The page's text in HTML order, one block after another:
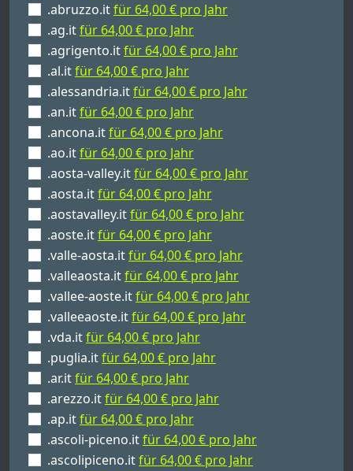
.abruzzo.itfür 64,00 € pro Jahr
.ag.itfür 64,00 € pro Jahr
.agrigento.itfür 64,00 € pro Jahr
.al.itfür 64,00 € pro Jahr
.alessandria.itfür 64,00 € pro Jahr
.an.itfür 64,00 € pro Jahr
.ancona.itfür 64,00 € pro Jahr
.ao.itfür 64,00 € pro Jahr
.aosta-valley.itfür 64,00 € pro Jahr
.aosta.itfür 64,00 € pro Jahr
.aostavalley.itfür 64,00 € pro Jahr
.aoste.itfür 64,00 € pro Jahr
.valle-aosta.itfür 64,00 € pro Jahr
.valleaosta.itfür 64,00 € pro Jahr
.vallee-aoste.itfür 64,00 € pro Jahr
.valleeaoste.itfür 64,00 € pro Jahr
.vda.itfür 64,00 € pro Jahr
.puglia.itfür 64,00 € pro Jahr
.ar.itfür 64,00 € pro Jahr
.arezzo.itfür 64,00 € pro Jahr
.ap.itfür 64,00 € pro Jahr
.ascoli-piceno.itfür 64,00 € pro Jahr
.ascolipiceno.itfür 64,00 € pro Jahr